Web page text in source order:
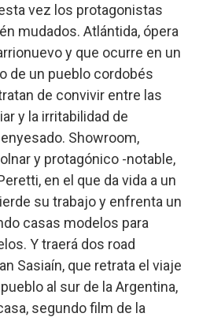
vez los protagonistas
mudados. Atlántida, ópera
y que ocurre en un
de un pueblo cordobés
de convivir entre las
y la irritabilidad de
Showroom,
y protagónico -notable,
en el que da vida a un
su trabajo y enfrenta un
casas modelos para
Y traerá dos road
Sasiaín, que retrata el viaje
al sur de la Argentina,
segundo film de la